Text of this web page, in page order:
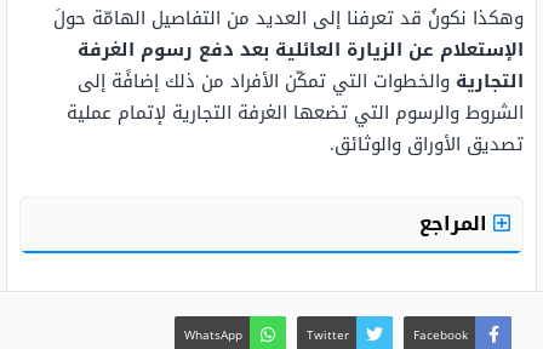
وهكذا نكونُ قد تعرفنا إلى العديد من التفاصيل الهامّة حولَ
الإستعلام عن الزيارة العائلية بعد دفع رسوم الغرفة
التجارية والخطوات التي تمكّن الأفراد من ذلك إضافًة إلى
الشروط والرسوم التي تضعها الغرفة التجارية لإتمام عملية
تصديق الأوراق والوثائق.
المراجع
Facebook
Twitter
WhatsApp